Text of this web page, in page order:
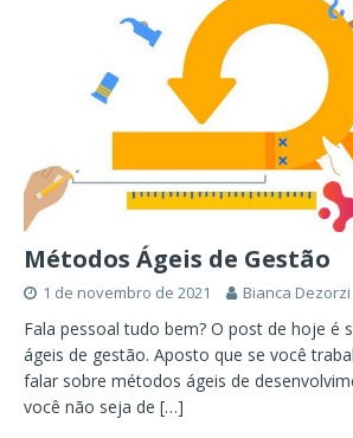
Métodos Ágeis de Gestão
1 de novembro de 2021 Bianca Dezorzi
Fala pessoal tudo bem? O post de hoje é
ágeis de gestão. Aposto que se você
falar sobre métodos ágeis de
você não seja de […]